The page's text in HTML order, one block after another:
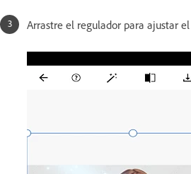
Arrastre el regulador para ajustar